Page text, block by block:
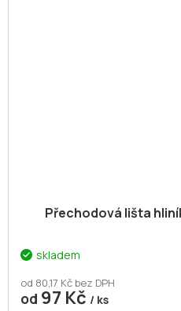
Přechodová lišta
skladem
od 80,17 Kč bez DPH
od 97 Kč / ks